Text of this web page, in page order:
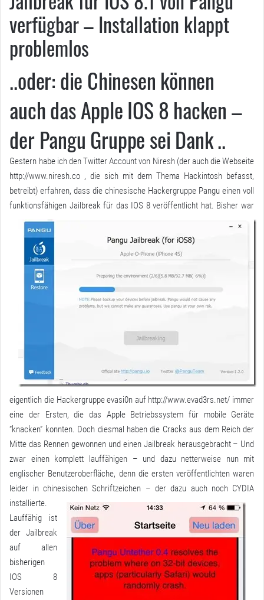
verfügbar – Installation klappt
problemlos
..oder: die Chinesen können
auch das Apple IOS 8 hacken –
der Pangu Gruppe sei Dank ..
Gestern habe ich den Twitter Account von Niresh (der auch die Webseite
http://www.niresh.co , die sich mit dem Thema Hackintosh befasst,
betreibt) erfahren, dass die chinesische Hackergruppe Pangu einen voll
funktionsfähigen Jailbreak für das IOS 8 veröffentlicht hat. Bisher war
eigentlich die Hackergruppe evasi0n auf http://www.evad3rs.net/ immer
eine der Ersten, die das Apple Betriebssystem für mobile Geräte
“knacken” konnten. Doch diesmal haben die Cracks aus dem Reich der
Mitte das Rennen gewonnen und einen Jailbreak herausgebracht – Und
zwar einen komplett lauffähigen – und dazu netterweise nun mit
englischer Benutzeroberfläche, denn die ersten veröffentlichten waren
leider in chinesischen Schriftzeichen – der dazu auch noch CYDIA
installierte.
Lauffähig ist
der Jailbreak
auf allen
bisherigen
IOS 8
Versionen